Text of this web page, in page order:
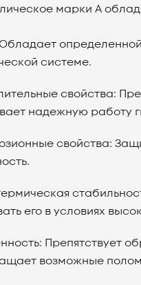
марки А
Обладает
системе.
свойства:
надежную работу
свойства:
его в условиях
Препятствует
возможные